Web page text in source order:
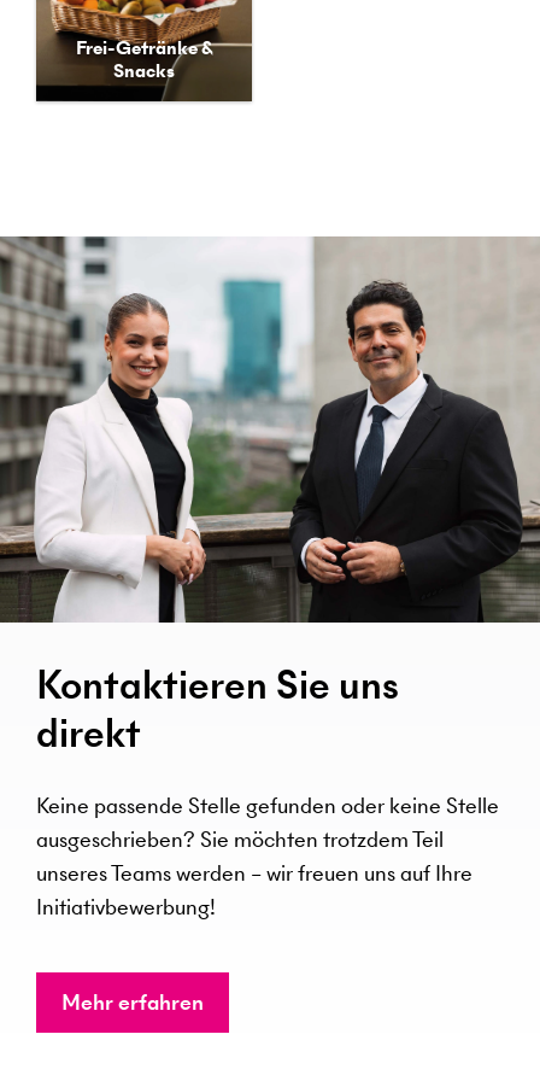
Frei-Getränke &
Snacks
Getränke, Snacks und
frische, saisonale Früchte
aus der Region.
Kontaktieren Sie uns
direkt
Keine passende Stelle gefunden oder keine Stelle
ausgeschrieben? Sie möchten trotzdem Teil
unseres Teams werden – wir freuen uns auf Ihre
Initiativbewerbung!
Mehr erfahren